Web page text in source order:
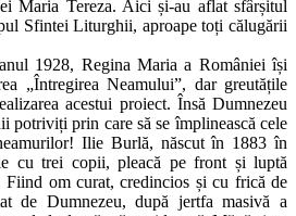
Maria Tereza. Aici și-au aflat sfârșitul
Sfintei Liturghii, aproape toți călugării
1928, Regina Maria a României își
„Întregirea Neamului”, dar greutățile
acestui proiect. Însă Dumnezeu
potriviți prin care să se împlinească cele
Ilie Burlă, născut în 1883 în
cu trei copii, pleacă pe front și luptă
Fiind om curat, credincios și cu frică de
de Dumnezeu, după jertfa masivă a